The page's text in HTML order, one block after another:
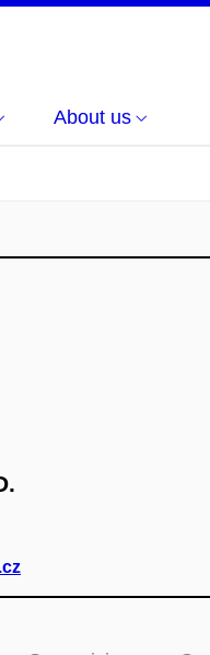
About us